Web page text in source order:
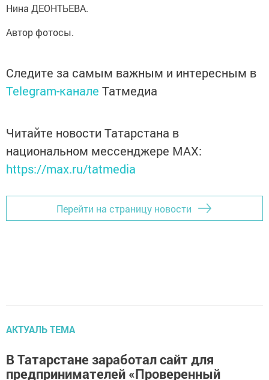
Нина ДЕОНТЬЕВА.
Автор фотосы.
Следите за самым важным и интересным в
Telegram-канале Татмедиа
Читайте новости Татарстана в
национальном мессенджере MАХ:
https://max.ru/tatmedia
Перейти на страницу новости
АКТУАЛЬ ТЕМА
В Татарстане заработал сайт для
предпринимателей «Проверенный